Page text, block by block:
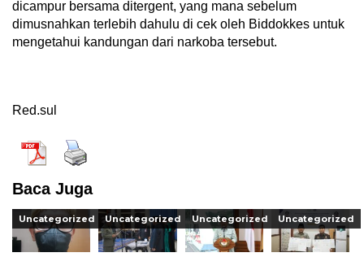
dicampur bersama ditergent, yang mana sebelum
dimusnahkan terlebih dahulu di cek oleh Biddokkes untuk
mengetahui kandungan dari narkoba tersebut.
Red.sul
Baca Juga
Uncategorized Uncategorized Uncategorized Uncategorized